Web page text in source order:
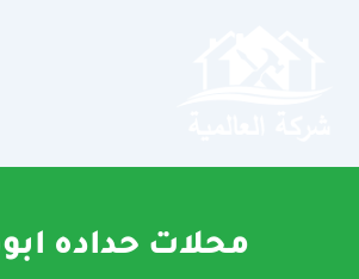
محلات حداده